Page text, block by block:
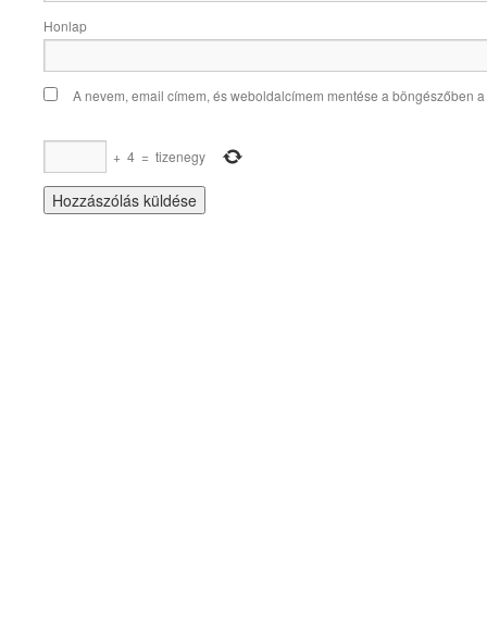
Honlap
A nevem, email címem, és weboldalcímem mentése a böngészőben
+ 4 = tizenegy